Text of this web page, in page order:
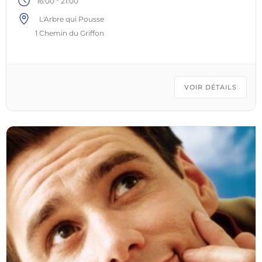
Olivier « Oyo » Gobert aux percussions se
joignirent au projet et, ensemble, adaptèrent le
projet solo en format trio. Le tout donne un
l’ancêtre du cinématographe et permettait aux
! Plus d’infos, photos,
vidéos: https://fonoscope.com/ Les producteurices
et artisan·es prévu·es :– Lanka Artisanat – artisanat
du fil et du bois– Butterfly jeans – sacs et
vêtements– La loutre à lunettes – illustrations– Les
légumes et fruits de Manu, les Jardins du Griffon–
Les pains, viennoiseries, focaccias, etc. du Le Clan
Pains– Les vins de Pablo de Les Pieds dans la Dyle–
Les oeufs de La ferme nourricière de Gentilsart–
Des plants d’Aurélie Pépinière – Sème la Vie– Les
L'Arbre qui Pousse
1 Chemin du Griffon
VOIR DÉTAILS